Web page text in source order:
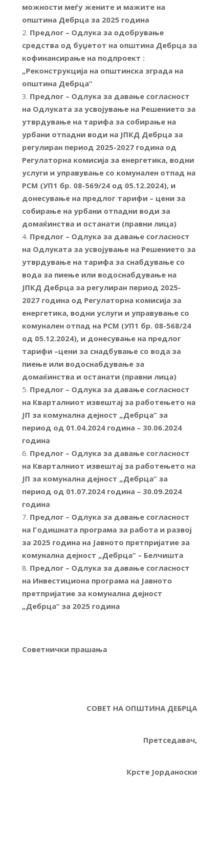
можности меѓу жените и мажите на
општина Дебрца за 2025 година
Предлог – Одлука за одобрување
средства од буџетот на општина Дебрца за
кофинансирање на подпроект :
„Реконструкција на општинска зграда на
општина Дебрца“
Предлог – Одлука за давање согласност
на Одлуката за усвојување на Решението за
утврдување на тарифа за собирање на
урбани отпадни води на ЈПКД Дебрца за
регулиран период 2025-2027 година од
Регулаторна комисија за енергетика, водни
услуги и управување со комунален отпад на
РСМ (УП1 бр. 08-569/24 од 05.12.2024), и
донесување на предлог тарифи – цени за
собирање на урбани отпадни води за
домаќинства и останати (правни лица)
Предлог – Одлука за давање согласност
на Одлуката за усвојување на Решението за
утврдување на тарифа за снабдување со
вода за пиење или водоснабдување на
ЈПКД Дебрца за регулиран период 2025-
2027 година од Регулаторна комисија за
енергетика, водни услуги и управување со
комунален отпад на РСМ (УП1 бр. 08-568/24
од 05.12.2024), и донесување на предлог
тарифи –цени за снадбување со вода за
пиење или водоснабдување за
домаќинства и останати (правни лица)
Предлог – Одлука за давање согласност
на Кварталниот извештај за работењето на
ЈП за комунална дејност „Дебрца“ за
период од 01.04.2024 година – 30.06.2024
година
Предлог – Одлука за давање согласност
на Кварталниот извештај за работењето на
ЈП за комунална дејност „Дебрца“ за
период од 01.07.2024 година – 30.09.2024
година
Предлог – Одлука за давање согласност
на Годишната програма за работа и развој
за 2025 година на Јавното претпријатие за
комунална дејност „Дебрца“ – Белчишта
Предлог – Одлука за давање согласност
на Инвестициона програма на Јавното
претпријатие за комунална дејност
„Дебрца“ за 2025 година
Советнички прашања
СОВЕТ НА ОПШТИНА ДЕБРЦА
Претседавач,
Крсте Јорданоски